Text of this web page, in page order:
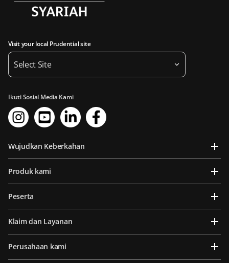
Visit your local Prudential site
Select Site
Ikuti Sosial Media Kami
Wujudkan Keberkahan
Produk kami
Peserta
Klaim dan Layanan
Perusahaan kami